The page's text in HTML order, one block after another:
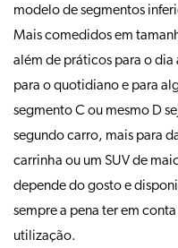
modelo de segmentos
Mais comedidos em
além de práticos para o dia
para o quotidiano e para
segmento C ou mesmo D
segundo carro, mais para
carrinha ou um SUV de
depende do gosto e
sempre a pena ter em
utilização.